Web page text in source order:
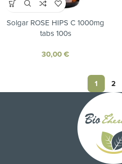
Solgar ROSE HIPS C 1000mg
tabs 100s
30,00€
1 2